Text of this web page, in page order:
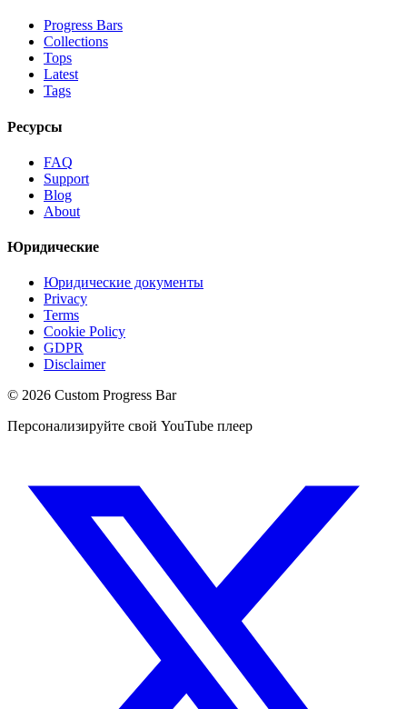
Progress Bars
Collections
Tops
Latest
Tags
Ресурсы
FAQ
Support
Blog
About
Юридические
Юридические документы
Privacy
Terms
Cookie Policy
GDPR
Disclaimer
© 2026 Custom Progress Bar
Персонализируйте свой YouTube плеер